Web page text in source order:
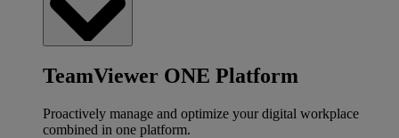
TeamViewer ONE Platform
Proactively manage and optimize your digital workplace
combined in one platform.